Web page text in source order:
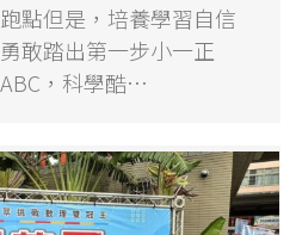
點但是，培養學習自信
敢踏出第一步小一正
，科學酷…